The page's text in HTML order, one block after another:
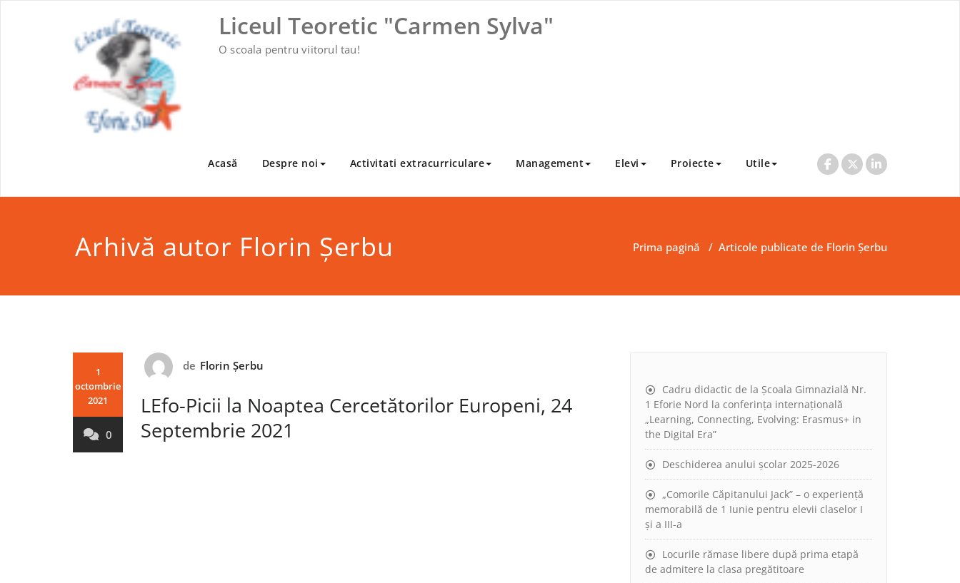
Liceul Teoretic "Carmen Sylva"
O scoala pentru viitorul tau!
Acasă Despre noi Activitati extracurriculare Management Elevi Proiecte Utile
Arhivă autor Florin Șerbu Prima pagină / Articole publicate de Florin Șerbu
1
octombrie
2021
0
de Florin Șerbu
LEfo-Picii la Noaptea Cercetătorilor Europeni, 24
Septembrie 2021
Cadru didactic de la Școala Gimnazială Nr.
1 Eforie Nord la conferința internațională
„Learning, Connecting, Evolving: Erasmus+ in
the Digital Era”
Deschiderea anului școlar 2025-2026
„Comorile Căpitanului Jack” – o experiență
memorabilă de 1 Iunie pentru elevii claselor I
și a III-a
Locurile rămase libere după prima etapă
de admitere la clasa pregătitoare